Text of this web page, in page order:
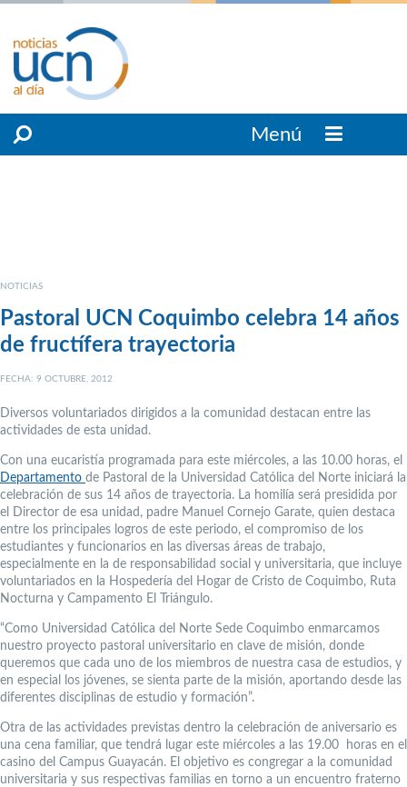
Menú
NOTICIAS
Pastoral UCN Coquimbo celebra 14 años
de fructífera trayectoria
FECHA: 9 OCTUBRE, 2012
Diversos voluntariados dirigidos a la comunidad destacan entre las
actividades de esta unidad.
Con una eucaristía programada para este miércoles, a las 10.00 horas, el
Departamento de Pastoral de la Universidad Católica del Norte iniciará la
celebración de sus 14 años de trayectoria. La homilía será presidida por
el Director de esa unidad, padre Manuel Cornejo Garate, quien destaca
entre los principales logros de este periodo, el compromiso de los
estudiantes y funcionarios en las diversas áreas de trabajo,
especialmente en la de responsabilidad social y universitaria, que incluye
voluntariados en la Hospedería del Hogar de Cristo de Coquimbo, Ruta
Nocturna y Campamento El Triángulo.
“Como Universidad Católica del Norte Sede Coquimbo enmarcamos
nuestro proyecto pastoral universitario en clave de misión, donde
queremos que cada uno de los miembros de nuestra casa de estudios, y
en especial los jóvenes, se sienta parte de la misión, aportando desde las
diferentes disciplinas de estudio y formación”.
Otra de las actividades previstas dentro la celebración de aniversario es
una cena familiar, que tendrá lugar este miércoles a las 19.00 horas en el
casino del Campus Guayacán. El objetivo es congregar a la comunidad
universitaria y sus respectivas familias en torno a un encuentro fraterno